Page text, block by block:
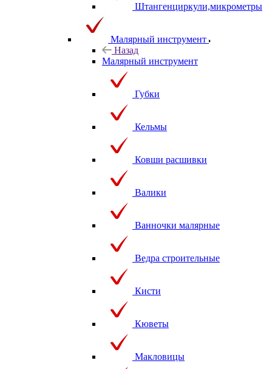
Штангенциркули,микрометры
Малярный инструмент
Назад
Малярный инструмент
Губки
Кельмы
Ковши расшивки
Валики
Ванночки малярные
Ведра строительные
Кисти
Кюветы
Макловицы